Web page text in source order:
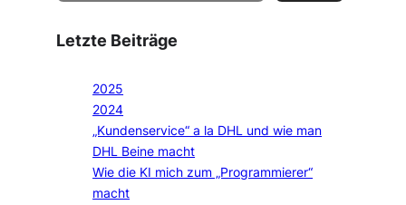
Letzte Beiträge
2025
2024
„Kundenservice“ a la DHL und wie man
DHL Beine macht
Wie die KI mich zum „Programmierer“
macht